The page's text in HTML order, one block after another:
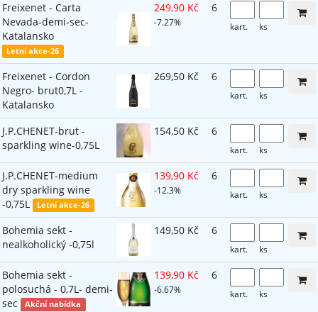
Freixenet - Carta
Nevada-demi-sec-
Katalansko
Letní akce-26
249,90 Kč
-7.27%
6
kart. ks
Freixenet - Cordon
Negro- brut0,7L -
Katalansko
269,50 Kč 6
kart. ks
J.P.CHENET-brut -
sparkling wine-0,75L
154,50 Kč 6
kart. ks
J.P.CHENET-medium
dry sparkling wine
-0,75L
Letní akce-26
139,90 Kč
-12.3%
6
kart. ks
Bohemia sekt -
nealkoholický -0,75l
149,50 Kč 6
kart. ks
Bohemia sekt -
polosuchá - 0,7L- demi-
sec
Akční nabídka
139,90 Kč
-6.67%
6
kart. ks